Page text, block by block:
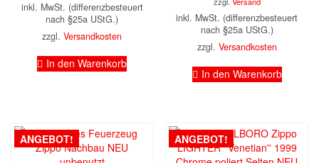
inkl. MwSt. (differenzbesteuert
nach §25a UStG.)
zzgl.Versandkosten
In den Warenkorb
inkl. MwSt. (differenzbesteuert
nach §25a UStG.)
zzgl. Versandkosten
In den Warenkorb
ANGEBOT! ANGEBOT!